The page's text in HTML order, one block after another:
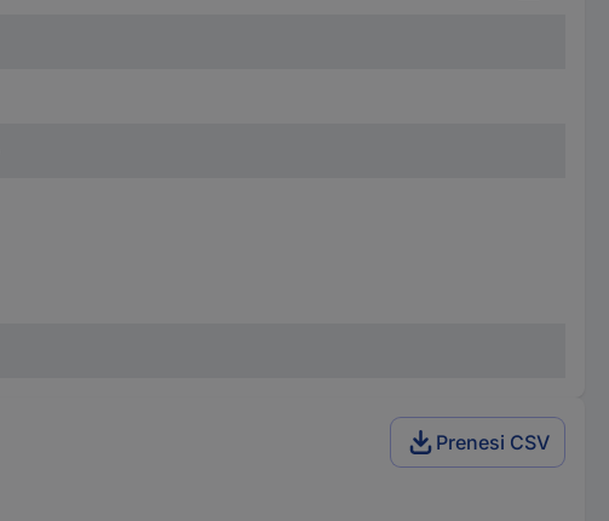
Prenesi CSV